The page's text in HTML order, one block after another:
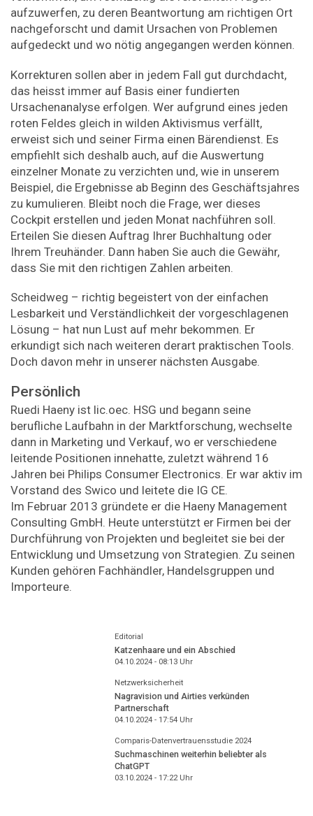
aufzuwerfen, zu deren Beantwortung am richtigen Ort
nachgeforscht und damit Ursachen von Problemen
aufgedeckt und wo nötig angegangen werden können.
Korrekturen sollen aber in jedem Fall gut durchdacht,
das heisst immer auf Basis einer fundierten
Ursachenanalyse erfolgen. Wer aufgrund eines jeden
roten Feldes gleich in wilden Aktivismus verfällt,
erweist sich und seiner Firma einen Bärendienst. Es
empfiehlt sich deshalb auch, auf die Auswertung
einzelner Monate zu verzichten und, wie in unserem
Beispiel, die Ergebnisse ab Beginn des Geschäftsjahres
zu kumulieren. Bleibt noch die Frage, wer dieses
Cockpit erstellen und jeden Monat nachführen soll.
Erteilen Sie diesen Auftrag Ihrer Buchhaltung oder
Ihrem Treuhänder. Dann haben Sie auch die Gewähr,
dass Sie mit den richtigen Zahlen arbeiten.
Scheidweg – richtig begeistert von der einfachen
Lesbarkeit und Verständlichkeit der vorgeschlagenen
Lösung – hat nun Lust auf mehr bekommen. Er
erkundigt sich nach weiteren derart praktischen Tools.
Doch davon mehr in unserer nächsten Ausgabe.
Persönlich
Ruedi Haeny ist lic.oec. HSG und begann seine
berufliche Laufbahn in der Marktforschung, wechselte
dann in Marketing und Verkauf, wo er verschiedene
leitende Positionen innehatte, zuletzt während 16
Jahren bei Philips Consumer Electronics. Er war aktiv im
Vorstand des Swico und leitete die IG CE.
Im Februar 2013 gründete er die Haeny Management
Consulting GmbH. Heute unterstützt er Firmen bei der
Durchführung von Projekten und begleitet sie bei der
Entwicklung und Umsetzung von Strategien. Zu seinen
Kunden gehören Fachhändler, Handelsgruppen und
Importeure.
Editorial
Katzenhaare und ein Abschied
04.10.2024 - 08:13Uhr
Netzwerksicherheit
Nagravision und Airties verkünden
Partnerschaft
04.10.2024 - 17:54Uhr
Comparis-Datenvertrauensstudie 2024
Suchmaschinen weiterhin beliebter als
ChatGPT
03.10.2024 - 17:22Uhr